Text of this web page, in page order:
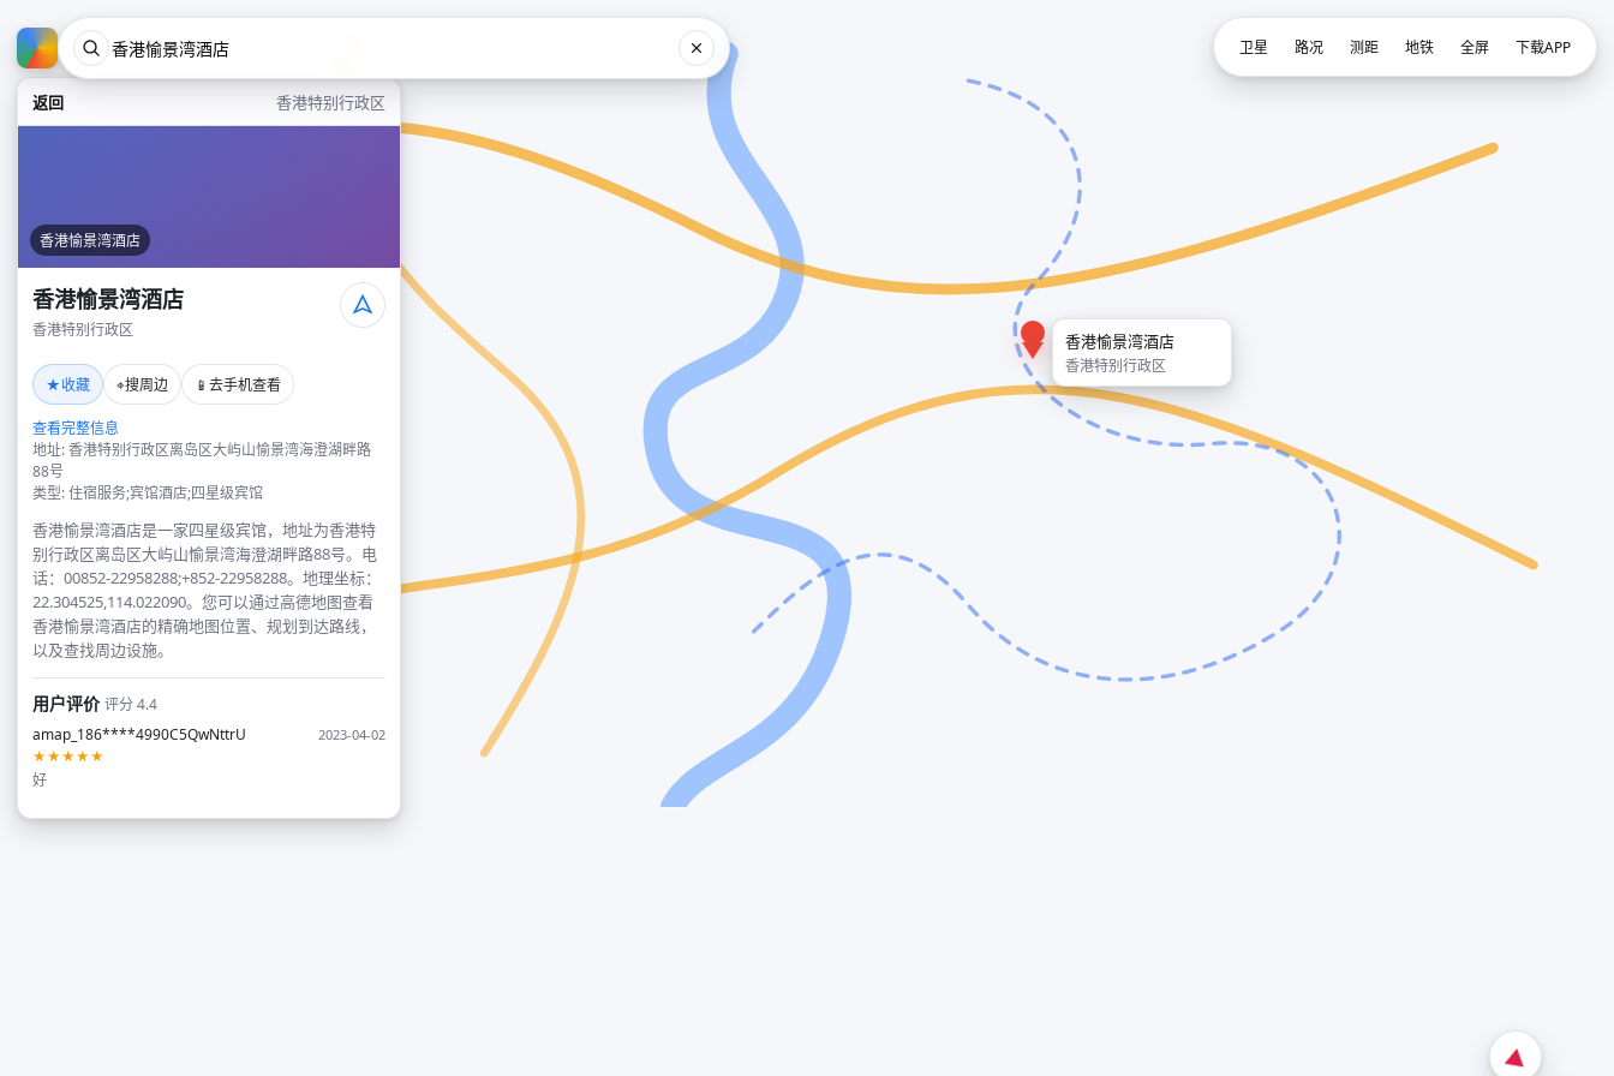
返回 香港特别行政区
香港愉景湾酒店
香港愉景湾酒店
香港特别行政区
★收藏 ⌖搜周边 📱 去手机查看
查看完整信息
地址: 香港特别行政区离岛区大屿山愉景湾海澄湖畔路
88号
类型: 住宿服务;宾馆酒店;四星级宾馆
香港愉景湾酒店是一家四星级宾馆，地址为香港特
别行政区离岛区大屿山愉景湾海澄湖畔路88号。电
话：00852-22958288;+852-22958288。地理坐标：
22.304525,114.022090。您可以通过高德地图查看
香港愉景湾酒店的精确地图位置、规划到达路线，
以及查找周边设施。
用户评价评分 4.4
amap_186****4990C5QwNttrU
2023-04-02
★★★★★
好
香港愉景湾酒店
香港特别行政区
卫星 路况 测距 地铁 全屏 下载APP